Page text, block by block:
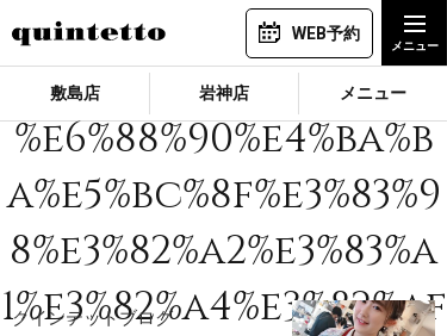
WEB予約
敷島店 岩神店 メニュー
%e6%88%90%e4%ba%b
a%e5%bc%8f%e3%83%9
8%e3%82%a2%e3%83%a
1%e3%82%a4%e3%82%af
クインテットブログ